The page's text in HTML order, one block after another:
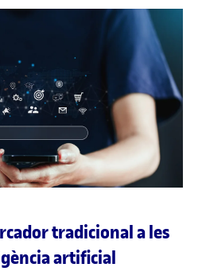
tradicional a les
artificial